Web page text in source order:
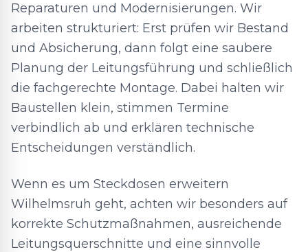
Reparaturen und Modernisierungen. Wir
arbeiten strukturiert: Erst prüfen wir Bestand
und Absicherung, dann folgt eine saubere
Planung der Leitungsführung und schließlich
die fachgerechte Montage. Dabei halten wir
Baustellen klein, stimmen Termine
verbindlich ab und erklären technische
Entscheidungen verständlich.
Wenn es um Steckdosen erweitern
Wilhelmsruh geht, achten wir besonders auf
korrekte Schutzmaßnahmen, ausreichende
Leitungsquerschnitte und eine sinnvolle